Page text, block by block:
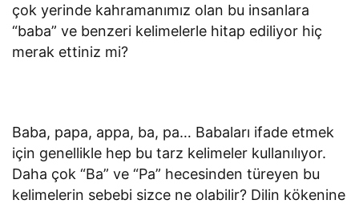
çok yerinde kahramanımız olan bu insanlara
“baba” ve benzeri kelimelerle hitap ediliyor hiç
merak ettiniz mi?
Baba, papa, appa, ba, pa… Babaları ifade etmek
için genellikle hep bu tarz kelimeler kullanılıyor.
Daha çok “Ba” ve “Pa” hecesinden türeyen bu
kelimelerin sebebi sizce ne olabilir? Dilin kökenine